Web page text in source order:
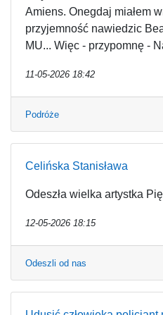
Amiens. Onegdaj miałem
przyjemność nawiedzic
MU... Więc - przypomnę -
11-05-2026 18:42
Podróże
Celińska Stanisława
Odeszła wielka artystka
12-05-2026 18:15
Odeszli od nas